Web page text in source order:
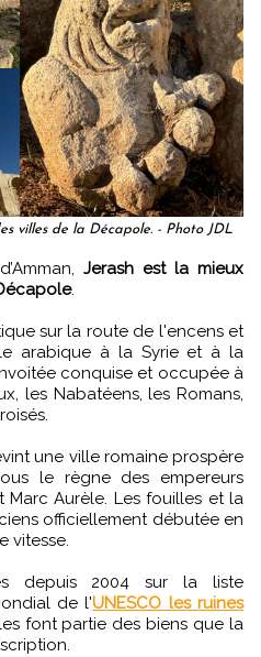
villes de la Décapole. - Photo JDL
Jerash est la mieux
.
sur la route de l'encens et
arabique à la Syrie et à la
conquise et occupée à
les Nabatéens, les Romans,
une ville romaine prospère
le règne des empereurs
Marc Aurèle. Les fouilles et la
officiellement débutée en
vitesse.
depuis 2004 sur la liste
de l'UNESCO les ruines
font partie des biens que la